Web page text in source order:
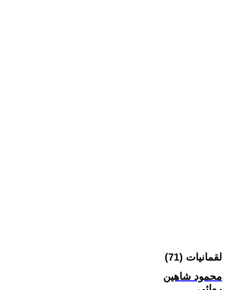
لقمانيات (71)
محمود شاهين